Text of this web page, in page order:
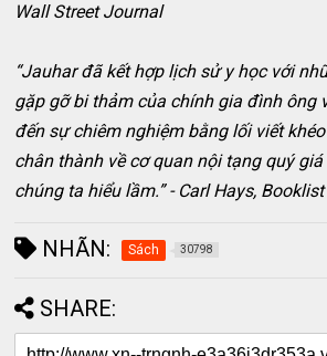
Wall Street Journal
“Jauhar đã kết hợp lịch sử y học với
gặp gỡ bi thảm của chính gia đình ông
đến sự chiêm nghiệm bằng lối viết
chân thành về cơ quan nội tạng quý
chúng ta hiểu lầm.” - Carl Hays, Booklist
NHÃN: Sách 30798
SHARE: